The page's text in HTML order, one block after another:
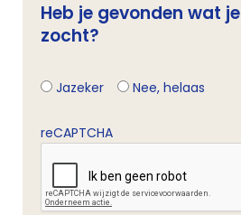
Heb je gevonden wat je
zocht?
Jazeker Nee, helaas
reCAPTCHA